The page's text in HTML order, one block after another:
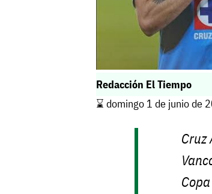
Redacción El Tiempo
⌛️ domingo 1 de junio de
Cruz